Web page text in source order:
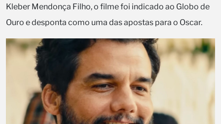
Kleber Mendonça Filho, o filme foi indicado ao Globo de
Ouro e desponta como uma das apostas para o Oscar.